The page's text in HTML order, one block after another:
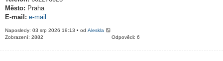
Město: Praha
E-mail: e-mail
Naposledy: 03 srp 2026 19:13 • od Aleskla
Odpovědi: 6
Zobrazení: 2882